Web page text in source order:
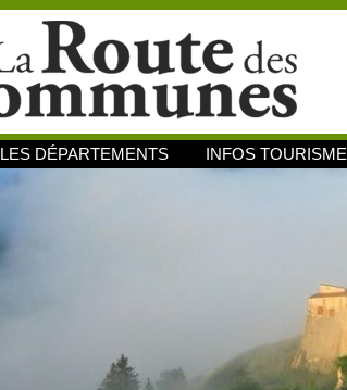
LES DÉPARTEMENTS INFOS TOURISME